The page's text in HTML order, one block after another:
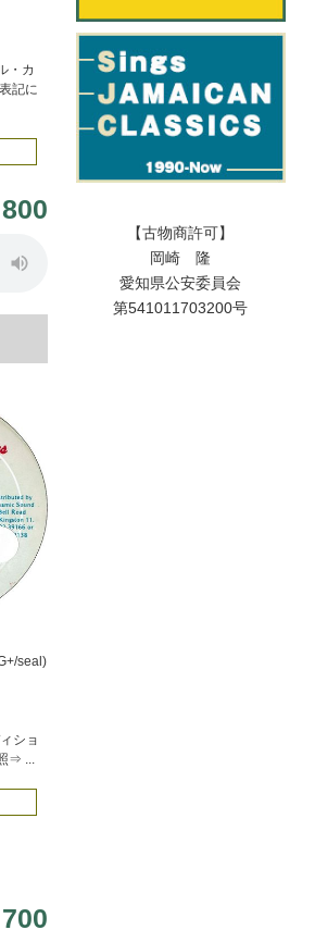
・カ
記に
800
seal)
ショ
⇒ ...
700
【古物商許可】
岡崎 隆
愛知県公安委員会
第541011703200号